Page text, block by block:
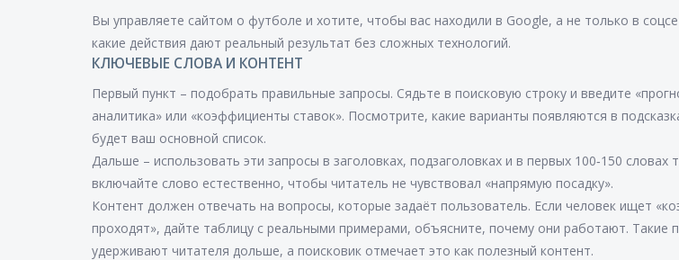
Вы управляете сайтом о футболе и хотите, чтобы вас находили в Google, а не только в
какие действия дают реальный результат без сложных технологий.
КЛЮЧЕВЫЕ СЛОВА И КОНТЕНТ
Первый пункт – подобрать правильные запросы. Сядьте в поисковую строку и введите
аналитика» или «коэффициенты ставок». Посмотрите, какие варианты появляются в
будет ваш основной список.
Дальше – использовать эти запросы в заголовках, подзаголовках и в первых 100‑150 словах
включайте слово естественно, чтобы читатель не чувствовал «напрямую посадку».
Контент должен отвечать на вопросы, которые задаёт пользователь. Если человек ищет
проходят», дайте таблицу с реальными примерами, объясните, почему они работают. Такие
удерживают читателя дольше, а поисковик отмечает это как полезный контент.